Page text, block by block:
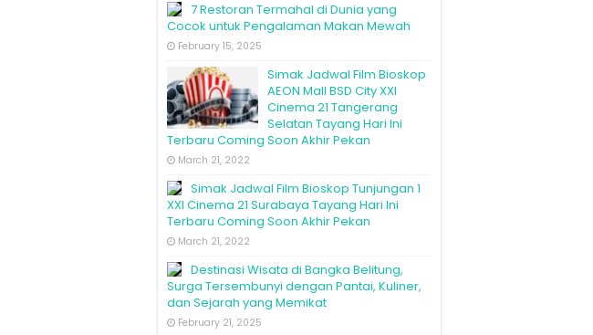
7 Restoran Termahal di Dunia yang
Cocok untuk Pengalaman Makan Mewah
February 15, 2025
Simak Jadwal Film Bioskop
AEON Mall BSD City XXI
Cinema 21 Tangerang
Selatan Tayang Hari Ini
Terbaru Coming Soon Akhir Pekan
March 21, 2022
Simak Jadwal Film Bioskop Tunjungan 1
XXI Cinema 21 Surabaya Tayang Hari Ini
Terbaru Coming Soon Akhir Pekan
March 21, 2022
Destinasi Wisata di Bangka Belitung,
Surga Tersembunyi dengan Pantai, Kuliner,
dan Sejarah yang Memikat
February 21, 2025